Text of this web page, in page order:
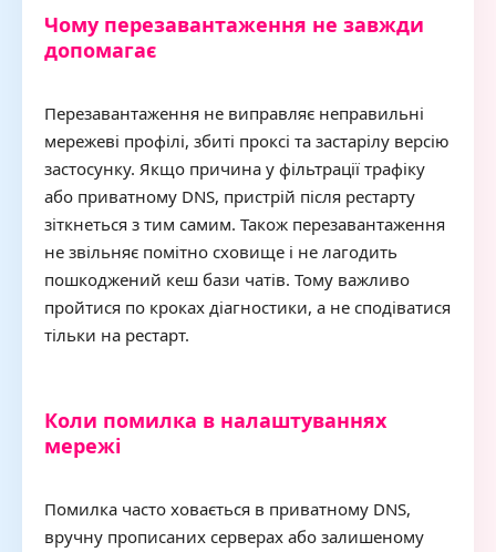
Чому перезавантаження не завжди
допомагає
Перезавантаження не виправляє неправильні
мережеві профілі, збиті проксі та застарілу версію
застосунку. Якщо причина у фільтрації трафіку
або приватному DNS, пристрій після рестарту
зіткнеться з тим самим. Також перезавантаження
не звільняє помітно сховище і не лагодить
пошкоджений кеш бази чатів. Тому важливо
пройтися по кроках діагностики, а не сподіватися
тільки на рестарт.
Коли помилка в налаштуваннях
мережі
Помилка часто ховається в приватному DNS,
вручну прописаних серверах або залишеному